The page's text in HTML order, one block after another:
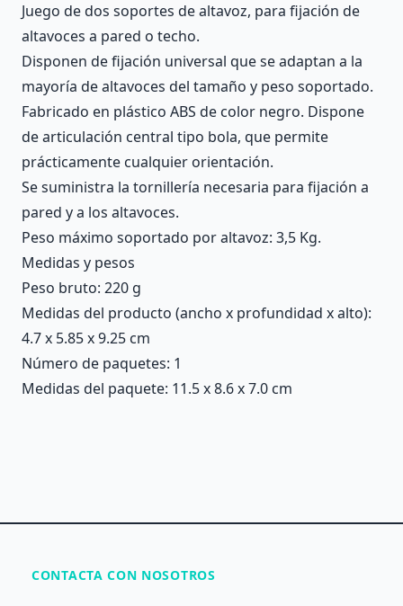
Juego de dos soportes de altavoz, para fijación de
altavoces a pared o techo.
Disponen de fijación universal que se adaptan a la
mayoría de altavoces del tamaño y peso soportado.
Fabricado en plástico ABS de color negro. Dispone
de articulación central tipo bola, que permite
prácticamente cualquier orientación.
Se suministra la tornillería necesaria para fijación a
pared y a los altavoces.
Peso máximo soportado por altavoz: 3,5 Kg.
Medidas y pesos
Peso bruto: 220 g
Medidas del producto (ancho x profundidad x alto):
4.7 x 5.85 x 9.25 cm
Número de paquetes: 1
Medidas del paquete: 11.5 x 8.6 x 7.0 cm
CONTACTA CON NOSOTROS